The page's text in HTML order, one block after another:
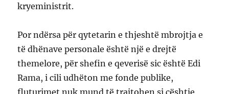
kryeministrit.
Por ndërsa për qytetarin e thjeshtë mbrojtja e
të dhënave personale është një e drejtë
themelore, për shefin e qeverisë sic është Edi
Rama, i cili udhëton me fonde publike,
fluturimet nuk mund të trajtohen si çështje